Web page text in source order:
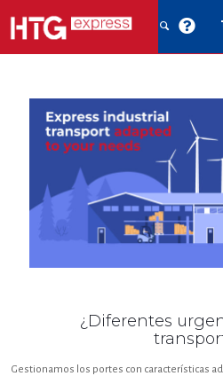
¿Diferentes
Gestionamos los portes con características